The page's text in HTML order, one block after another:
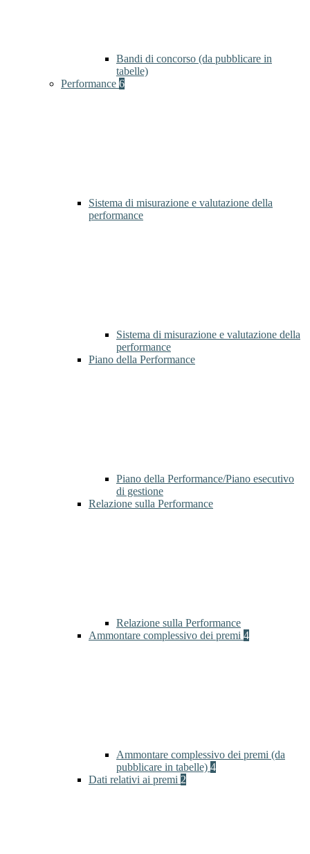
Bandi di concorso (da pubblicare in
tabelle)
Performance 6
Sistema di misurazione e valutazione della
performance
Sistema di misurazione e valutazione della
performance
Piano della Performance
Piano della Performance/Piano esecutivo
di gestione
Relazione sulla Performance
Relazione sulla Performance
Ammontare complessivo dei premi 4
Ammontare complessivo dei premi (da
pubblicare in tabelle) 4
Dati relativi ai premi 2